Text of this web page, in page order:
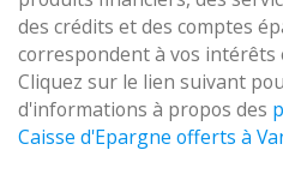
des crédits et des comptes
correspondent à vos
Cliquez sur le lien suivant
d'informations à propos des
Caisse d'Epargne offerts à